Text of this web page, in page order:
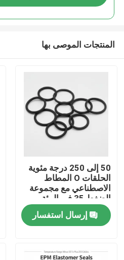
منزل
المنتجات الموصى بها
50 إلى 250 درجة مئوية
الحلقات O المطاط
الاصطناعي مع مجموعة
الضغط 35 في المئة
مصممة لإغلاق طويل
الأمد
إرسال استفسار